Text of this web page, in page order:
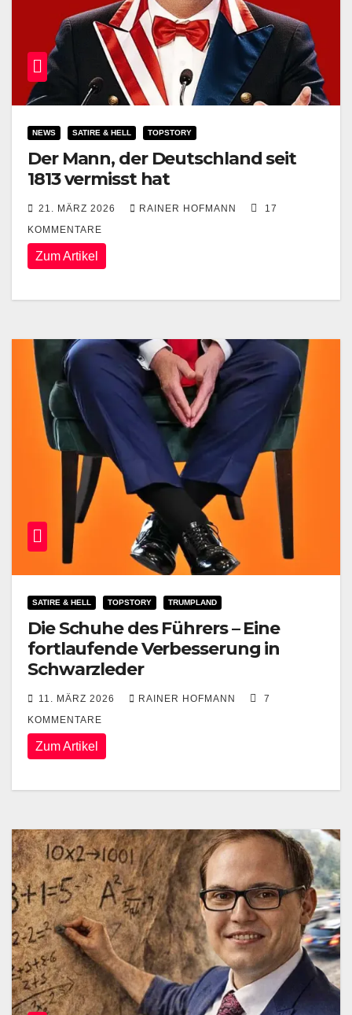
NEWS SATIRE & HELL TOPSTORY
Der Mann, der Deutschland seit
1813 vermisst hat
21. MÄRZ 2026 RAINER HOFMANN
17
KOMMENTARE
Zum Artikel
SATIRE & HELL TOPSTORY TRUMPLAND
Die Schuhe des Führers – Eine
fortlaufende Verbesserung in
Schwarzleder
11. MÄRZ 2026 RAINER HOFMANN
7
KOMMENTARE
Zum Artikel